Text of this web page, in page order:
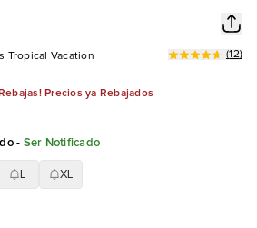
Tropical Vacation (12)
Precios ya Rebajados
- Ser Notificado
XL